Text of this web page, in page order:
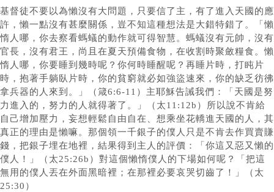
基督徒不要以為懶沒有大問題，只要信了主，有了進入天國的應
許，懶一點沒有甚麼關係，豈不知這種想法是大錯特錯了。「懶
惰人哪，你去察看螞蟻的動作就可得智慧。螞蟻沒有元帥，沒有
官長，沒有君王，尚且在夏天預備食物，在收割時聚斂糧食。懶
惰人哪，你要睡到幾時呢？你何時睡醒呢？再睡片時，打盹片
時，抱著手躺臥片時，你的貧窮就必如強盜速來，你的缺乏彷彿
拿兵器的人來到。」（箴6:6-11）主耶穌告誡我們：「天國是努
力進入的，努力的人就得著了。」（太11:12b）所以說不肯給
自己增加壓力，妄想輕鬆自由自在、想乘坐花轎進天國的人，其
真正的理由是懶嘛。那個領一千銀子的僕人只是不肯去作買賣賺
錢，把銀子埋在地裡，結果得到主人的評價：「你這又惡又懶的
僕人！」（太25:26b）對這個懶惰僕人的下場如何呢？「把這
無用的僕人丟在外面黑暗裡；在那裡必要哀哭切齒了！」（太
25:30）